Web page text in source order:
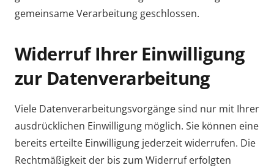
gemeinsame Verarbeitung geschlossen.
Widerruf Ihrer Einwilligung
zur Datenverarbeitung
Viele Datenverarbeitungsvorgänge sind nur mit Ihrer
ausdrücklichen Einwilligung möglich. Sie können eine
bereits erteilte Einwilligung jederzeit widerrufen. Die
Rechtmäßigkeit der bis zum Widerruf erfolgten